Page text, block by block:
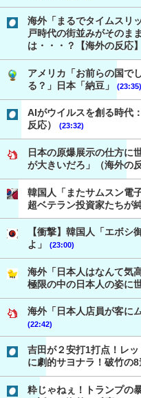
海外「まるでタイムスリ
戸時代の街並みがそのま
は・・・？【海外の反応】
アメリカ「お前らの国で
る？」日本「納豆」
(23:35)
AIがウイルスを創る時代
反応）
(23:32)
日本の原爆展示の仕方に
が大きいだろ」（海外の
韓国人「またサムスン電
超ベテラン投資家たちが
【衝撃】韓国人「エボシ
よ」
(23:00)
海外「日本人はなんて気
極限の中の日本人の姿に
海外「日本人店員が客に
(22:42)
吉田が２安打1打点！レ
に劇的サヨナラ！破竹の
粋じゃねぇ！トランプの